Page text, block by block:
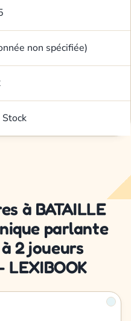
non spécifiée)
Stock
à BATAILLE
parlante
2 joueurs